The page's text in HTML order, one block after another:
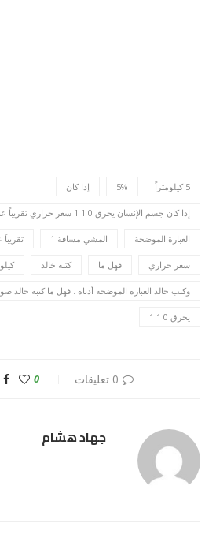
5 كيلومتراً 5% إذا كان
إذا كان جسم الإنسان يحرق 0 1 1 سعر حراري تقريباً عند المشي مسافة 1
العبارة الموضحة المشي مسافة 1 تقريباً
سعر حراري فهل ما كتبه خالد
وكتب خالد العبارة الموضحة أدناه . فهل ما كتبه خالد
يحرق 0 1 1
0 تعليقات 0
جهاد هشام